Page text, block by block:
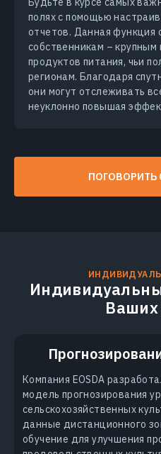
полях с помощью
отчетов. Данная функция
собственникам –
продуктов питания, чьи
регионам. Благодаря
они могут отслеживать
неуклонно повышая
ПОГОВОРИТЬ
Ваших
Компания EOSDA
модель прогнозирования
сельскохозяйственных
данные дистанционного
обучение для улучшения